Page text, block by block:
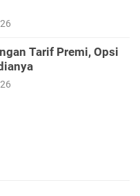
Tarif Premi, Opsi